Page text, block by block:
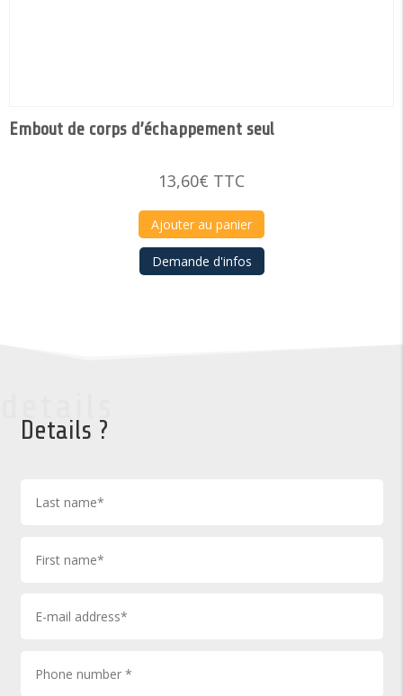
Embout de corps d’échappement seul
13,60€ TTC
Ajouter au panier
Demande d'infos
Details ?